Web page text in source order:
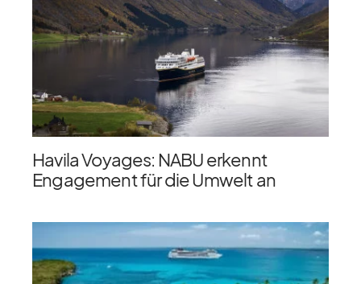
Havila Voyages: NABU erkennt
Engagement für die Umwelt an